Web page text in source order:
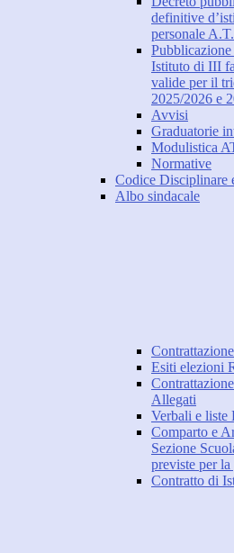
definitive
personale
Istituto di III
valide per il
2025/2026 e
Avvisi
Graduatorie
Modulistica
Normative
Codice Disciplinare
Albo sindacale
Esiti elezioni
Allegati
Verbali e liste
Comparto e
Sezione
previste per
Contratto di